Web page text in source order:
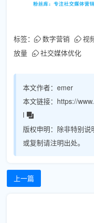
标签： 数字营销 视
放量
社交媒体优化
本文作者： emer
本文链接： https://
l
版权申明： 除非特别说
或复制请注明出处。
上一篇